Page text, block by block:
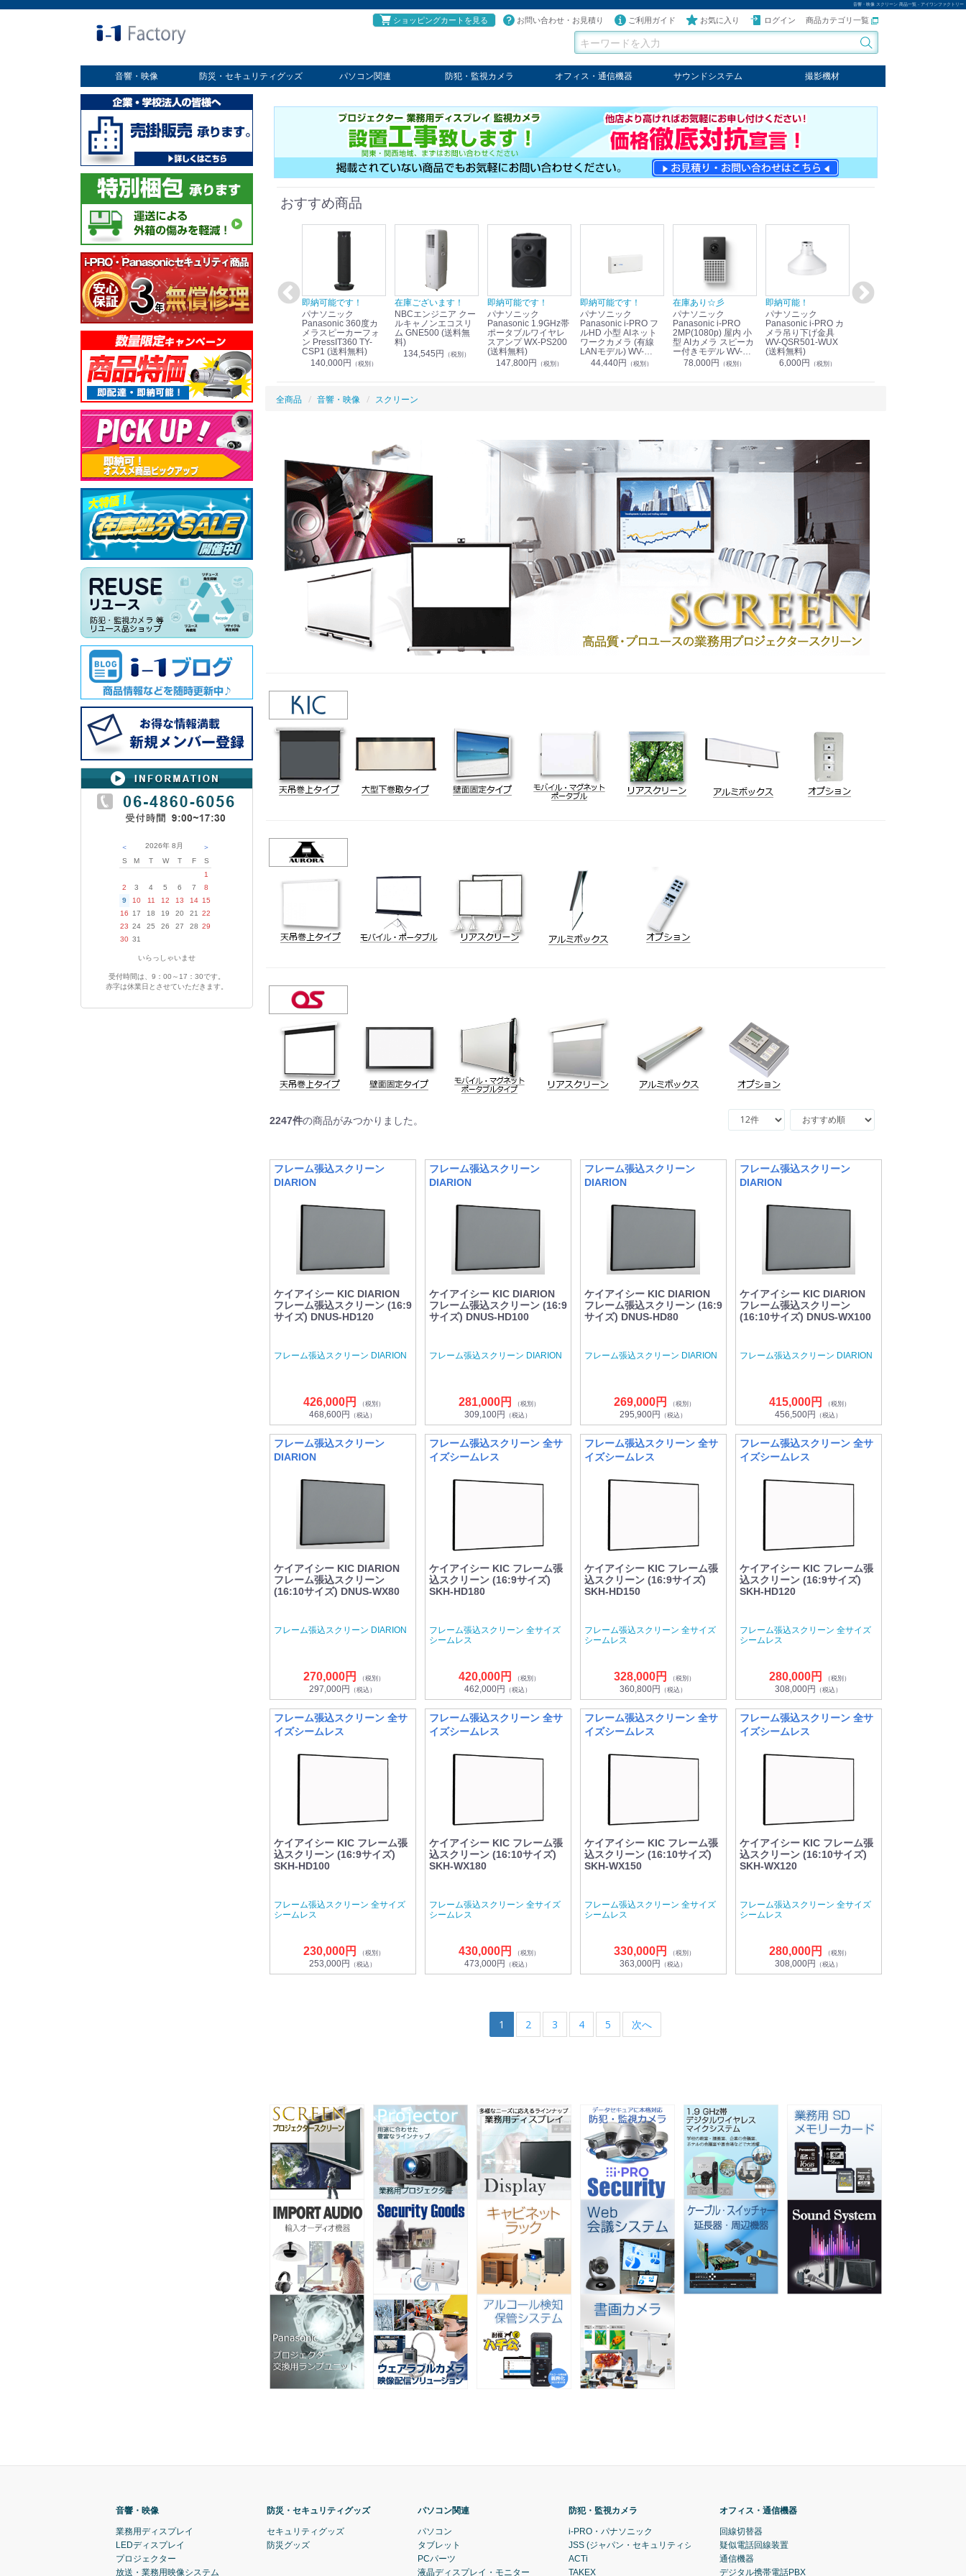
音響・映像 スクリーン 商品一覧 - アイワンファクトリー
ショッピングカートを見る お問い合わせ・お見積り ご利用ガイド お気に入り ログイン 商品カテゴリ一覧
音響・映像
業務用ディスプレイ
プロジェクター
放送・業務用映像システム
書画カメラ
スクリーン
オプション
防災・セキュリティグッズ
セキュリティグッズ
防災グッズ
パソコン関連 防犯・監視カメラ オフィス・通信機器 サウンドシステム 撮影機材
＜ 2026年 8月
＞
S
M T W T F
S
1
2
3 4 5 6 7
8
9
10 11 12 13 14 15
16
17 18 19 20 21
22
23 24 25 26 27 28 29
30 31
いらっしゃいませ
受付時間は、9：00～17：30です。
赤字は休業日とさせていただきます。
おすすめ商品
Panasonic i-PRO
2MP(1080p) 屋内 小
ー付きモデル WV-
S71301-F2L (送料無
（税別）
即納可能！
パナソニック
Panasonic i-PRO カ
メラ吊り下げ金具
WV-QSR501-WUX
(送料無料)
6,000円（税別）
在庫あり！送料無料！
パナソニック
Panasonic リモコン
マイク (10局用) WR-
210A (送料無料)
39,000円
即納可能です！
パナソニック
Panasonic 360度カ
メラスピーカーフォ
ン PressIT360 TY-
CSP1 (送料無料)
140,000円 （税別）
在庫ございます！
NBCエンジニア クー
ルキャノンエコスリ
ム GNE500 (送料無
料)
134,545円
（税別）
即納可能です！
パナソニック
Panasonic 1.9GHz帯
ポータブルワイヤレ
スアンプ WX-PS200
(送料無料)
147,800円 （税別）
即納可能です！
パナソニック
Panasonic i-PRO フ
ルHD 小型 AIネット
ワークカメラ (有線
LANモデル) WV-
S7130UX (送料無料)
44,440円 （税別）
在庫あり☆彡
パナソニック
Panasonic i-PRO
2MP(1080p) 屋内 小
型 AIカメラ スピーカ
ー付きモデル WV-
S71301-F2L (送料無
78,000円 （税別）
即納可能！
パナソニック
Panasonic i-PRO カ
メラ吊り下げ金具
WV-QSR501-WUX
(送料無料)
6,000円 （税別）
全商品 音響・映像 スクリーン
2247件の商品がみつかりました。
フレーム張込スクリーン
DIARION
ケイアイシー KIC DIARION
フレーム張込スクリーン (16:9
サイズ) DNUS-HD120
フレーム張込スクリーン DIARION
426,000円 （税別）
468,600円 （税込）
フレーム張込スクリーン
DIARION
ケイアイシー KIC DIARION
フレーム張込スクリーン (16:9
サイズ) DNUS-HD100
フレーム張込スクリーン DIARION
281,000円 （税別）
309,100円 （税込）
フレーム張込スクリーン
DIARION
ケイアイシー KIC DIARION
フレーム張込スクリーン (16:9
サイズ) DNUS-HD80
フレーム張込スクリーン DIARION
269,000円 （税別）
295,900円 （税込）
フレーム張込スクリーン
DIARION
ケイアイシー KIC DIARION
フレーム張込スクリーン
(16:10サイズ) DNUS-WX100
フレーム張込スクリーン DIARION
415,000円 （税別）
456,500円 （税込）
フレーム張込スクリーン
DIARION
ケイアイシー KIC DIARION
フレーム張込スクリーン
(16:10サイズ) DNUS-WX80
フレーム張込スクリーン DIARION
270,000円 （税別）
297,000円 （税込）
フレーム張込スクリーン 全サ
イズシームレス
ケイアイシー KIC フレーム張
込スクリーン (16:9サイズ)
SKH-HD180
フレーム張込スクリーン 全サイズ
シームレス
420,000円 （税別）
462,000円 （税込）
フレーム張込スクリーン 全サ
イズシームレス
ケイアイシー KIC フレーム張
込スクリーン (16:9サイズ)
SKH-HD150
フレーム張込スクリーン 全サイズ
シームレス
328,000円 （税別）
360,800円 （税込）
フレーム張込スクリーン 全サ
イズシームレス
ケイアイシー KIC フレーム張
込スクリーン (16:9サイズ)
SKH-HD120
フレーム張込スクリーン 全サイズ
シームレス
280,000円 （税別）
308,000円 （税込）
フレーム張込スクリーン 全サ
イズシームレス
ケイアイシー KIC フレーム張
込スクリーン (16:9サイズ)
SKH-HD100
フレーム張込スクリーン 全サイズ
シームレス
230,000円 （税別）
253,000円 （税込）
フレーム張込スクリーン 全サ
イズシームレス
ケイアイシー KIC フレーム張
込スクリーン (16:10サイズ)
SKH-WX180
フレーム張込スクリーン 全サイズ
シームレス
430,000円 （税別）
473,000円 （税込）
フレーム張込スクリーン 全サ
イズシームレス
ケイアイシー KIC フレーム張
込スクリーン (16:10サイズ)
SKH-WX150
フレーム張込スクリーン 全サイズ
シームレス
330,000円 （税別）
363,000円 （税込）
フレーム張込スクリーン 全サ
イズシームレス
ケイアイシー KIC フレーム張
込スクリーン (16:10サイズ)
SKH-WX120
フレーム張込スクリーン 全サイズ
シームレス
280,000円 （税別）
308,000円 （税込）
1 2 3 4 5 次へ
音響・映像
業務用ディスプレイ
LEDディスプレイ
プロジェクター
放送・業務用映像システム
防災・セキュリティグッズ
セキュリティグッズ
防災グッズ
パソコン関連
パソコン
タブレット
PCパーツ
液晶ディスプレイ・モニター
防犯・監視カメラ
i-PRO・パナソニック
JSS (ジャパン・セキュリティシステム)
ACTi
TAKEX
オフィス・通信機器
回線切替器
疑似電話回線装置
通信機器
デジタル携帯電話PBX